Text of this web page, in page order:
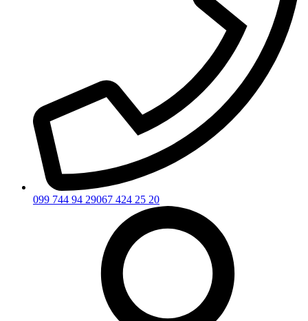
099 744 94 29067 424 25 20